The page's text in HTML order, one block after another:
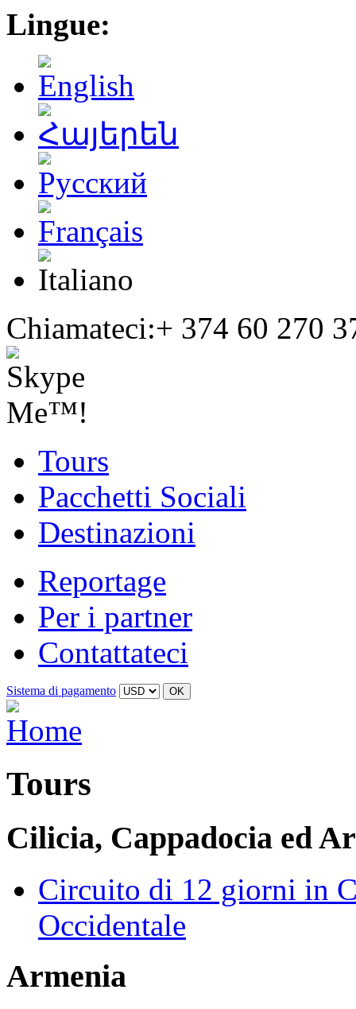
Lingue:
Chiamateci:+ 374 60 270
Tours
Pacchetti Sociali
Destinazioni
Reportage
Per i partner
Contattateci
Sistema di pagamento
Tours
Cilicia, Cappadocia ed
Circuito di 12 giorni in
Occidentale
Armenia